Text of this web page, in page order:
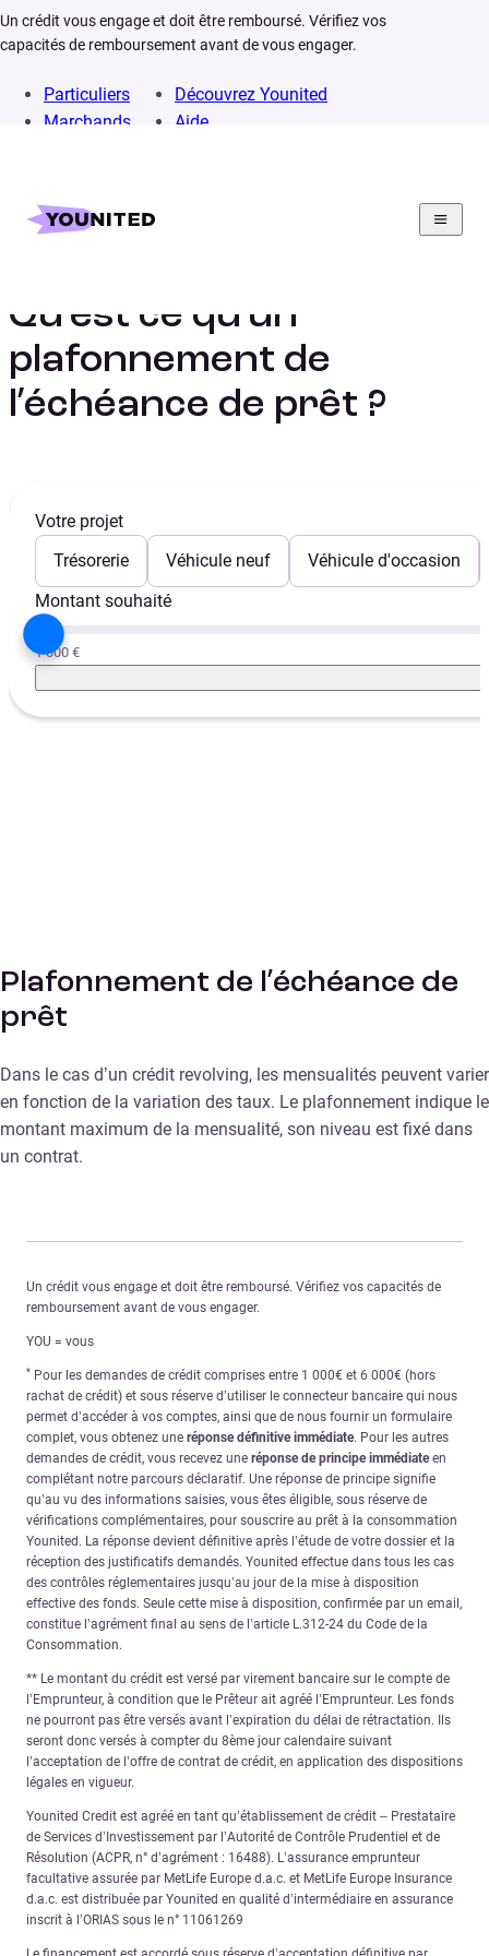
Un crédit vous engage et doit être remboursé. Vérifiez vos
capacités de remboursement avant de vous engager.
Particuliers
Marchands
Découvrez Younited
Aide
Home Plafonnement de l’échéance de prêt
Qu’est ce qu’un
plafonnement de
l’échéance de prêt ?
Votre projet
Trésorerie
Véhicule neuf
Véhicule d'occasion
Montant souhaité
1 000 €
Plafonnement de l’échéance de
prêt
Dans le cas d’un crédit revolving, les mensualités peuvent varier
en fonction de la variation des taux. Le plafonnement indique le
montant maximum de la mensualité, son niveau est fixé dans
un contrat.
Un crédit vous engage et doit être remboursé. Vérifiez vos capacités de
remboursement avant de vous engager.
YOU = vous
* Pour les demandes de crédit comprises entre 1 000€ et 6 000€ (hors
rachat de crédit) et sous réserve d’utiliser le connecteur bancaire qui nous
permet d’accéder à vos comptes, ainsi que de nous fournir un formulaire
complet, vous obtenez une réponse définitive immédiate. Pour les autres
demandes de crédit, vous recevez une réponse de principe immédiateen
complétant notre parcours déclaratif. Une réponse de principe signifie
qu’au vu des informations saisies, vous êtes éligible, sous réserve de
vérifications complémentaires, pour souscrire au prêt à la consommation
Younited. La réponse devient définitive après l’étude de votre dossier et la
réception des justificatifs demandés. Younited effectue dans tous les cas
des contrôles réglementaires jusqu’au jour de la mise à disposition
effective des fonds. Seule cette mise à disposition, confirmée par un email,
constitue l’agrément final au sens de l’article L.312-24 du Code de la
Consommation.
** Le montant du crédit est versé par virement bancaire sur le compte de
l’Emprunteur, à condition que le Prêteur ait agréé l’Emprunteur. Les fonds
ne pourront pas être versés avant l’expiration du délai de rétractation. Ils
seront donc versés à compter du 8ème jour calendaire suivant
l’acceptation de l’offre de contrat de crédit, en application des dispositions
légales en vigueur.
Younited Credit est agréé en tant qu’établissement de crédit – Prestataire
de Services d’Investissement par l’Autorité de Contrôle Prudentiel et de
Résolution (ACPR, n° d’agrément : 16488). L’assurance emprunteur
facultative assurée par MetLife Europe d.a.c. et MetLife Europe Insurance
d.a.c. est distribuée par Younited en qualité d’intermédiaire en assurance
inscrit à l’ORIAS sous le n° 11061269